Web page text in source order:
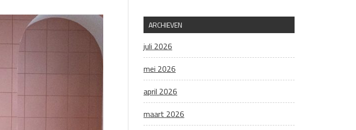
ARCHIEVEN
juli 2026
mei 2026
april 2026
maart 2026